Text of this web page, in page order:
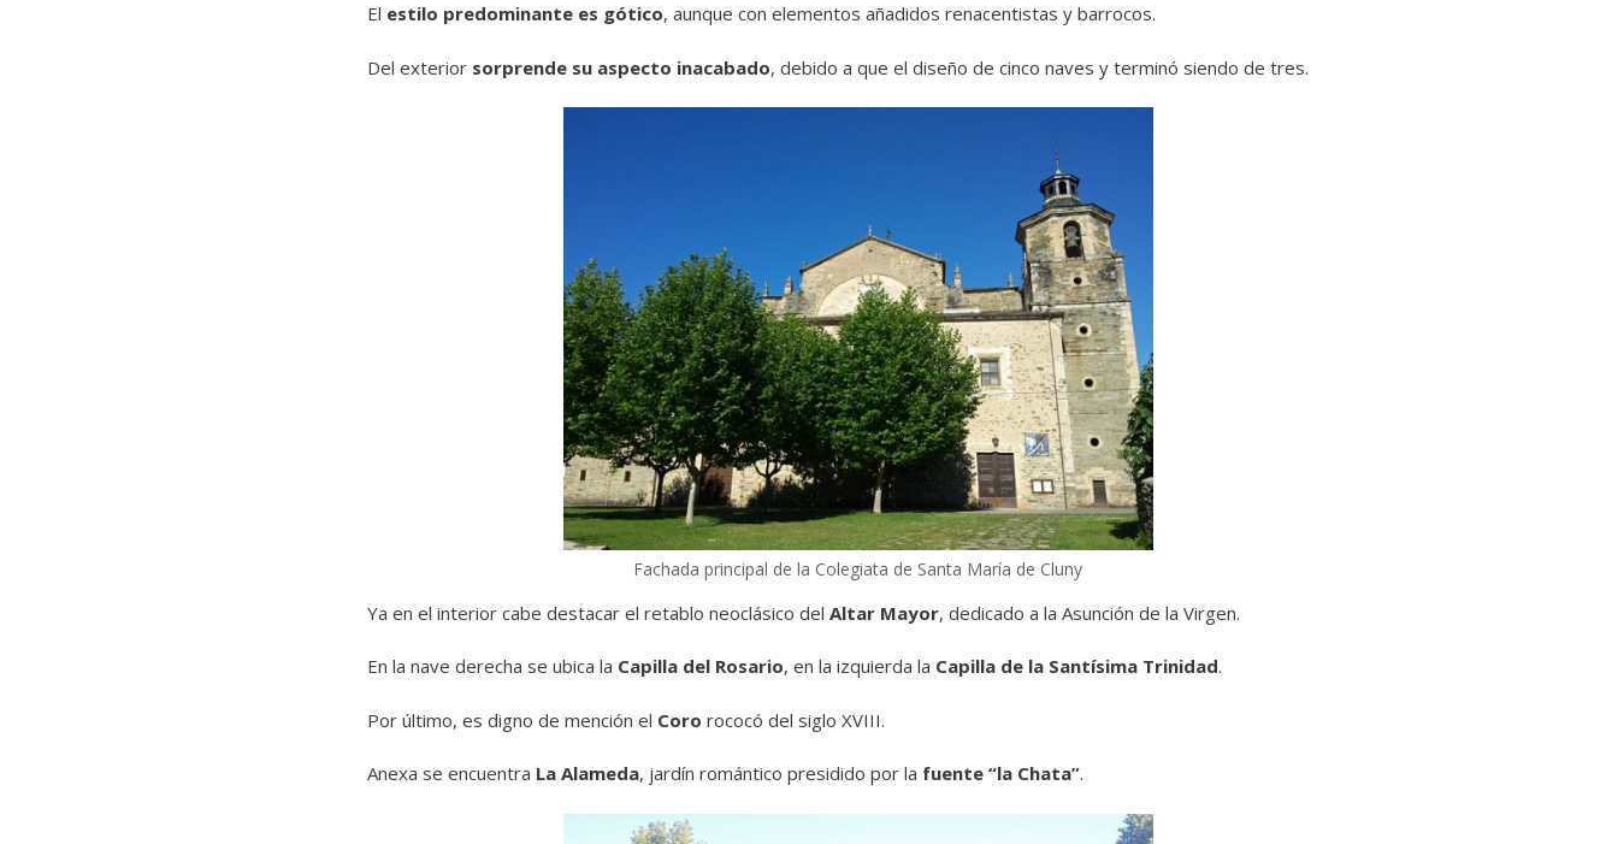
El estilo predominante es gótico, aunque con elementos añadidos renacentistas y barrocos.
Del exterior sorprende su aspecto inacabado, debido a que el diseño de cinco naves y terminó siendo de tres.
Fachada principal de la Colegiata de Santa María de Cluny
Ya en el interior cabe destacar el retablo neoclásico del Altar Mayor, dedicado a la Asunción de la Virgen.
En la nave derecha se ubica la Capilla del Rosario, en la izquierda la Capilla de la Santísima Trinidad.
Por último, es digno de mención el Coro rococó del siglo XVIII.
Anexa se encuentra La Alameda, jardín romántico presidido por la fuente “la Chata”.